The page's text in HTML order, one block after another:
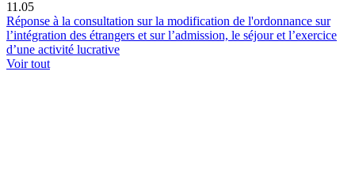
11.05
Réponse à la consultation sur la modification de l'ordonnance sur
l’intégration des étrangers et sur l’admission, le séjour et l’exercice
d’une activité lucrative
Voir tout